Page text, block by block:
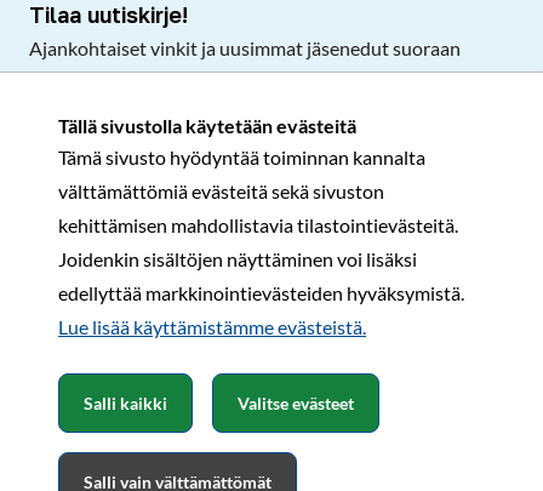
Tällä sivustolla käytetään evästeitä
Tämä sivusto hyödyntää toiminnan kannalta
välttämättömiä evästeitä sekä sivuston
kehittämisen mahdollistavia tilastointievästeitä.
Joidenkin sisältöjen näyttäminen voi lisäksi
edellyttää markkinointievästeiden hyväksymistä.
Lue lisää käyttämistämme evästeistä.​​​​​​
Salli kaikki
Salli vain välttämättömät
Valitse evästeet
Tilaa uutiskirje!
Ajankohtaiset vinkit ja uusimmat jäsenedut suoraan
Rekisteri- ja tietosuojaselosteSopimusehdot